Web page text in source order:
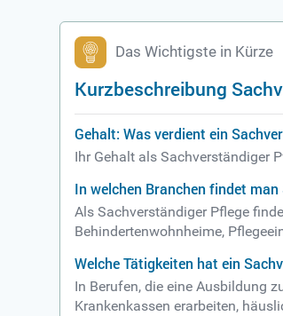
Das Wichtigste in Kürze
Kurzbeschreibung
Gehalt: Was verdient ein
Ihr Gehalt als Sachverständiger
In welchen Branchen findet
Als Sachverständiger Pflege
Behindertenwohnheime,
Welche Tätigkeiten hat ein
In Berufen, die eine Ausbildung
Krankenkassen erarbeiten,